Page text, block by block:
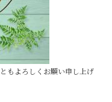
もよろしくお願い申し上げ